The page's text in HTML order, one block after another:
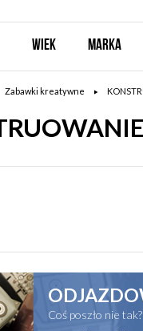
WIEK MARKA
Zabawki kreatywne
Coś poszło nie